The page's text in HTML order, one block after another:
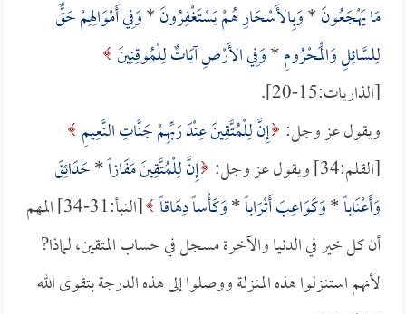
مَا يَهْجَعُونَ*وَبِالأَسْحَارِ هُمْ يَسْتَغْفِرُونَ*وَفِي أَمْوَالِهِمْ حَقٌّ
لِلسَّائِلِ وَالْمَحْرُومِ*وَفِي الأَرْضِ آيَاتٌ لِلْمُوقِنِينَ
[الذاريات:15-20].
ويقول عز وجل: إِنَّ لِلْمُتَّقِينَ عِنْدَ رَبِّهِمْ جَنَّاتِ النَّعِيمِ
[القلم:34] ويقول عز وجل:
إِنَّ لِلْمُتَّقِينَ مَفَازاً*حَدَائِقَ
وَأَعْنَاباً*وَكَوَاعِبَ أَتْرَاباً*وَكَأْساً دِهَاقاً
[النبأ:31-34] المهم
أن كل خير في الدنيا والآخرة مسجل في حساب المتقين، لماذا?
لأنهم استنـزلوا هذه المنـزلة ووصلوا إلى هذه الدرجة بتقوى الله